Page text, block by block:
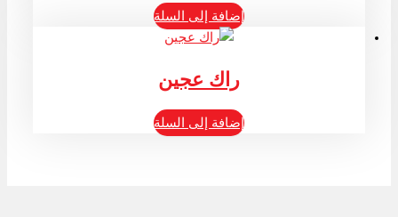
إضافة إلى السلة
راك عجين
إضافة إلى السلة